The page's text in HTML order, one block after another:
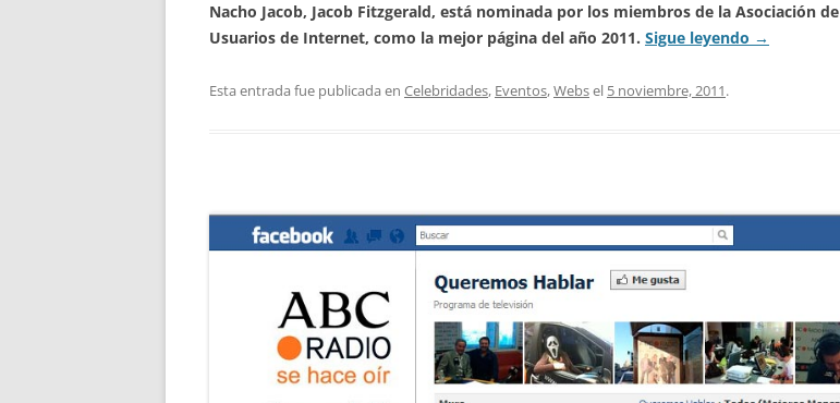
Nacho Jacob, Jacob Fitzgerald, está nominada por los miembros de la Asociación de
Usuarios de Internet, como la mejor página del año 2011. Sigue leyendo →
Esta entrada fue publicada en Celebridades, Eventos,Websel 5 noviembre, 2011.